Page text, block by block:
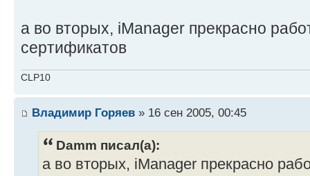
а во вторых, iManager прекрасно
сертификатов
CLP10
Владимир Горяев » 16 сен 2005, 00:45
Damm писал(а):
а во вторых, iManager прекрасно